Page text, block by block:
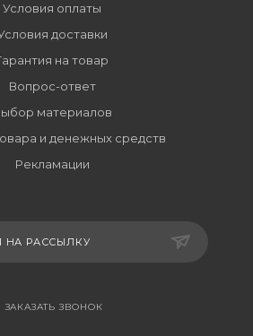
Условия оплаты
доставки
на товар
Вопрос-ответ
материалов
и денежных средств
Рекламации
НА РАССЫЛКУ
ЗАКАЗАТЬ ЗВОНОК